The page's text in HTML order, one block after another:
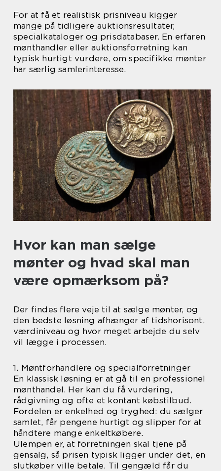
For at få et realistisk prisniveau kigger
mange på tidligere auktionsresultater,
specialkataloger og prisdatabaser. En erfaren
mønthandler eller auktionsforretning kan
typisk hurtigt vurdere, om specifikke mønter
har særlig samlerinteresse.
Hvor kan man sælge
mønter og hvad skal man
være opmærksom på?
Der findes flere veje til at sælge mønter, og
den bedste løsning afhænger af tidshorisont,
værdiniveau og hvor meget arbejde du selv
vil lægge i processen.
1. Møntforhandlere og specialforretninger
En klassisk løsning er at gå til en professionel
mønthandel. Her kan du få vurdering,
rådgivning og ofte et kontant købstilbud.
Fordelen er enkelhed og tryghed: du sælger
samlet, får pengene hurtigt og slipper for at
håndtere mange enkeltkøbere.
Ulempen er, at forretningen skal tjene på
gensalg, så prisen typisk ligger under det, en
slutkøber ville betale. Til gengæld får du